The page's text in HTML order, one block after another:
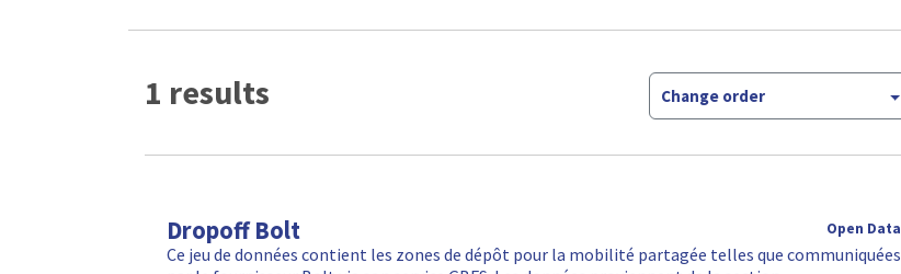
1 results Change order
Dropoff Bolt Open Data
Ce jeu de données contient les zones de dépôt pour la mobilité partagée telles que communiquées